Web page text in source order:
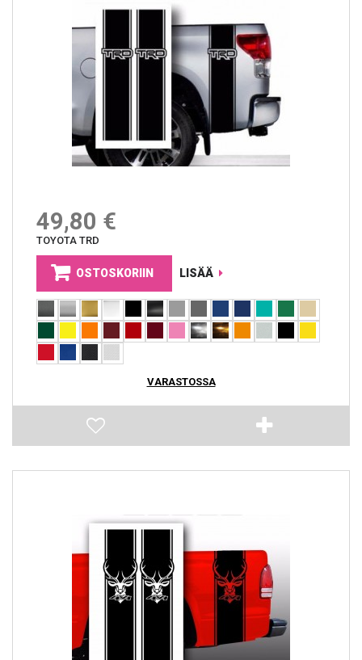
49,80 €
TOYOTA TRD
OSTOSKORIIN LISÄÄ
VARASTOSSA